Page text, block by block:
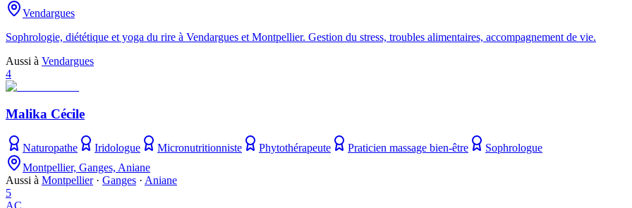
Vendargues
Sophrologie, diététique et yoga du rire à Vendargues et Montpellier. Gestion du stress, troubles alimentaires, accompagnement de vie.
Aussi à Vendargues
4
Malika Cécile
Naturopathe Iridologue Micronutritionniste Phytothérapeute Praticien massage bien-être
Sophrologue
Montpellier, Ganges, Aniane
Aussi à Montpellier· Ganges · Aniane
5